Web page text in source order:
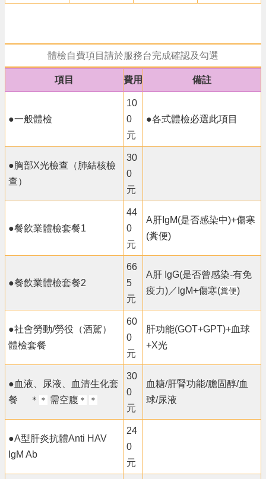
體檢自費項目請於服務台完成確認及勾選
項目 費用 備註
●一般體檢
10
0
元
●各式體檢必選此項目
●胸部X光檢查（肺結核檢
查）
30
0
元
●餐飲業體檢套餐1
44
0
元
A肝IgM(是否感染中)+傷寒
(糞便)
●餐飲業體檢套餐2
66
5
元
A肝 IgG(是否曾感染-有免
疫力)／IgM+傷寒(糞便)
●社會勞動/勞役（酒駕）
體檢套餐
60
0
元
肝功能(GOT+GPT)+血球
+X光
●血液、尿液、血清生化套
餐 ＊ ＊ 需空腹 ＊ ＊
30
0
元
血糖/肝腎功能/膽固醇/血
球/尿液
●A型肝炎抗體Anti HAV
IgM Ab
24
0
元